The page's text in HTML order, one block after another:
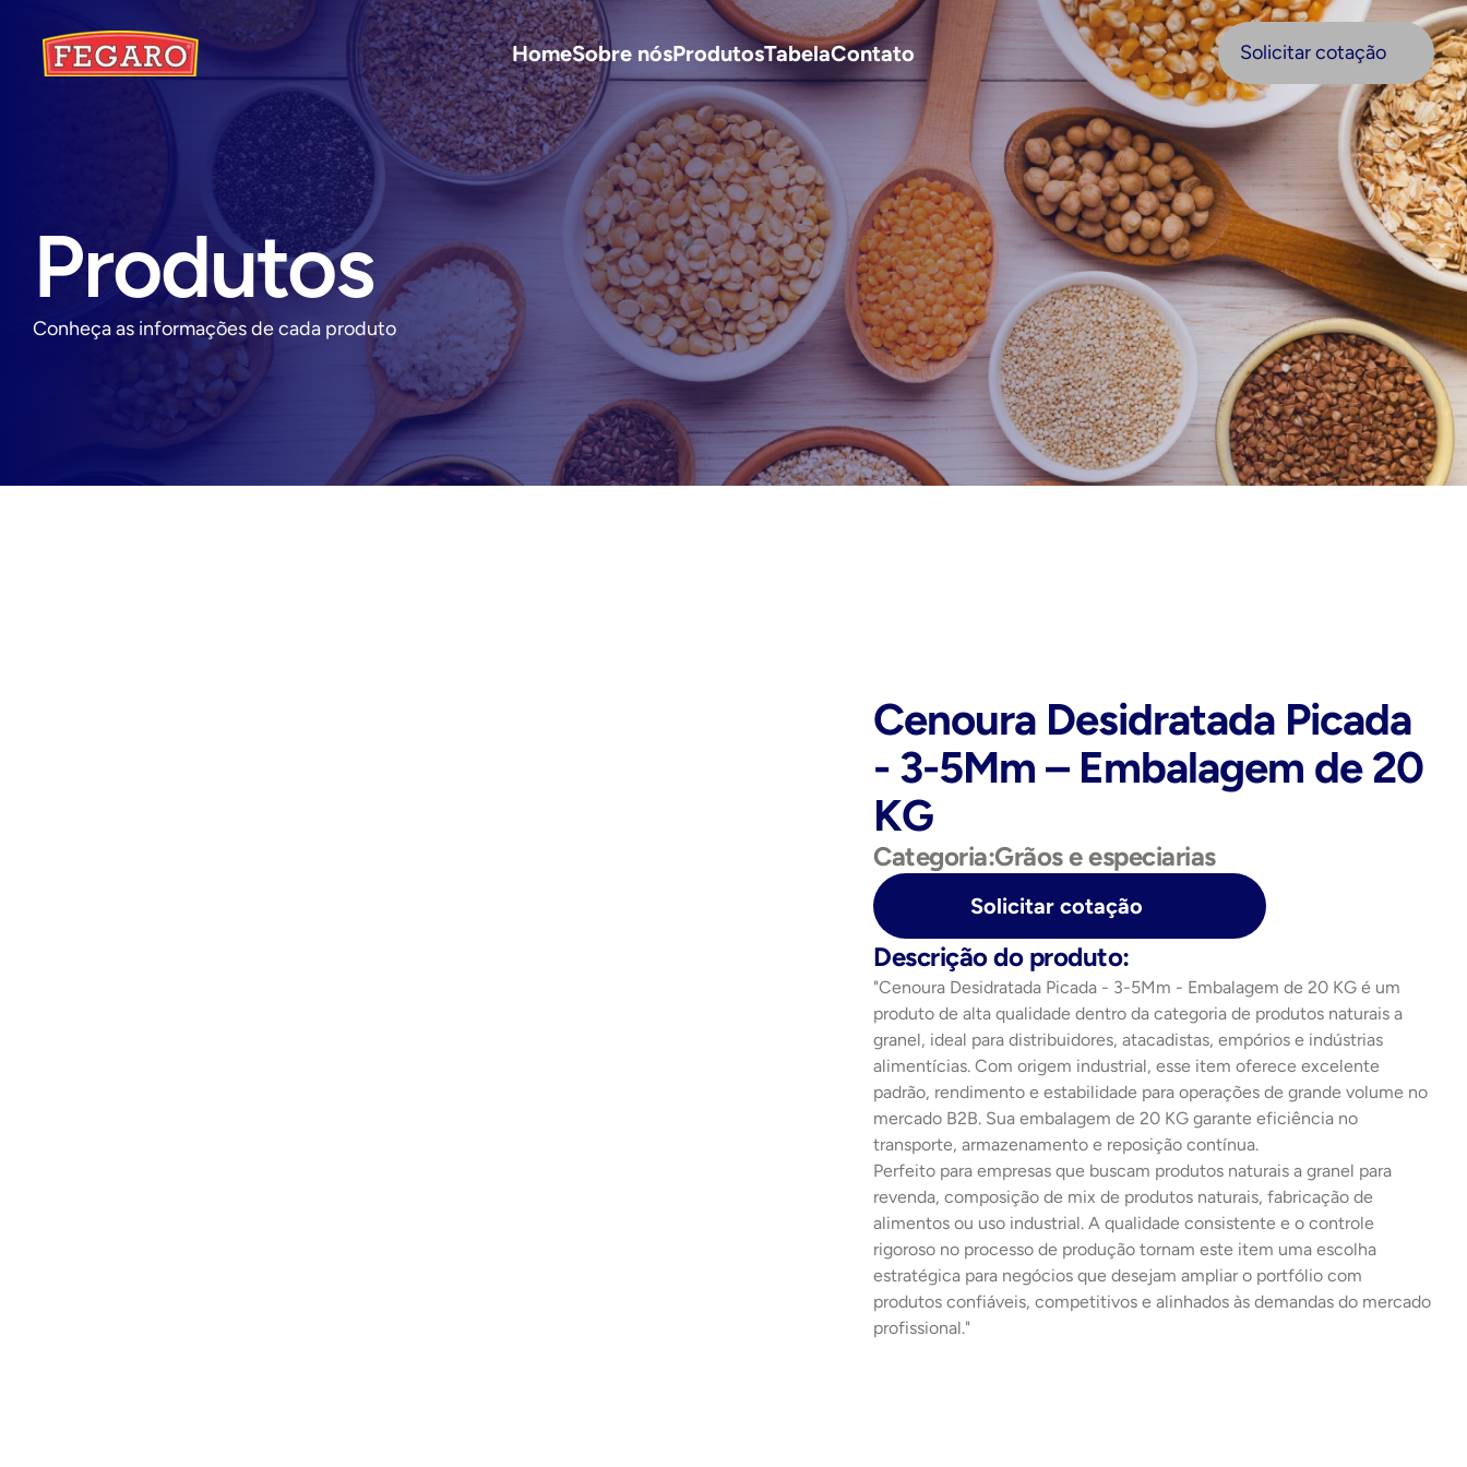
HomeSobre nósProdutosTabelaContato Solicitar cotação
Solicitar cotação
Produtos
Conheça as informações de cada produto
Cenoura Desidratada Picada
- 3-5Mm – Embalagem de 20
KG
Categoria:Grãos e especiarias
Solicitar cotação
Descrição do produto:
"Cenoura Desidratada Picada - 3-5Mm - Embalagem de 20 KG é um
produto de alta qualidade dentro da categoria de produtos naturais a
granel, ideal para distribuidores, atacadistas, empórios e indústrias
alimentícias. Com origem industrial, esse item oferece excelente
padrão, rendimento e estabilidade para operações de grande volume no
mercado B2B. Sua embalagem de 20 KG garante eficiência no
transporte, armazenamento e reposição contínua.
Perfeito para empresas que buscam produtos naturais a granel para
revenda, composição de mix de produtos naturais, fabricação de
alimentos ou uso industrial. A qualidade consistente e o controle
rigoroso no processo de produção tornam este item uma escolha
estratégica para negócios que desejam ampliar o portfólio com
produtos confiáveis, competitivos e alinhados às demandas do mercado
profissional."